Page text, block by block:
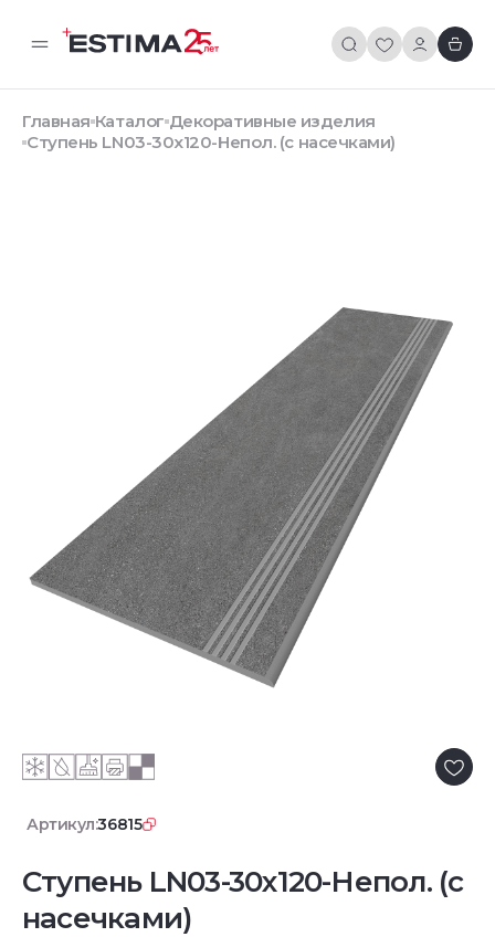
Главная Каталог Декоративные изделия
Ступень LN03-30x120-Непол. (с насечками)
Артикул:36815
Ступень LN03-30x120-Непол. (с
насечками)